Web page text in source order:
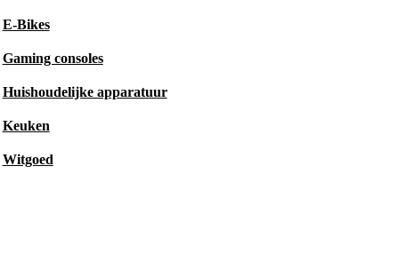
E-Bikes
Gaming consoles
Huishoudelijke apparatuur
Keuken
Witgoed